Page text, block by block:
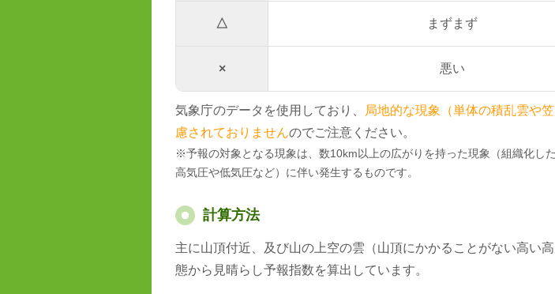
△ まずまず
× 悪い
気象庁のデータを使用しており、
局地的な現象（単体の積乱雲や
慮されておりませんのでご注意ください。
※予報の対象となる現象は、数10km以上の広がりを持った現象（組織化した
高気圧や低気圧など）に伴い発生するものです。
計算方法
主に山頂付近、及び山の上空の雲（山頂にかかることがない高い
態から見晴らし予報指数を算出しています。